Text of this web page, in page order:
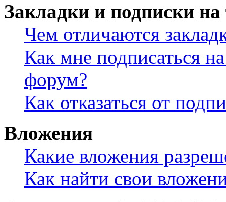
Закладки и подписки
Чем отличаются
Как мне подписаться
форум?
Как отказаться от
Вложения
Какие вложения
Как найти свои